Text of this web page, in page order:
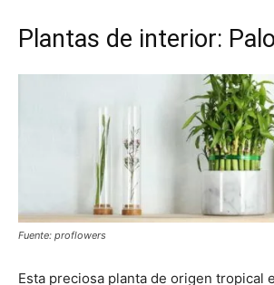
Plantas de interior:
Fuente: proflowers
Esta preciosa planta de origen tropical